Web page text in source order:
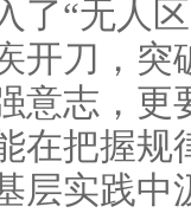
了“无人
开刀，突
意志，更
在把握规
层实践中